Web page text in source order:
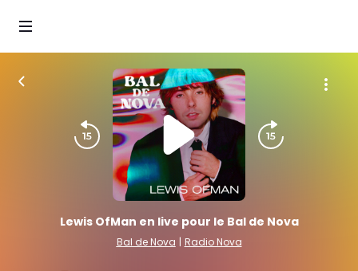
Lewis OfMan en live pour le Bal de Nova
Bal de Nova | Radio Nova